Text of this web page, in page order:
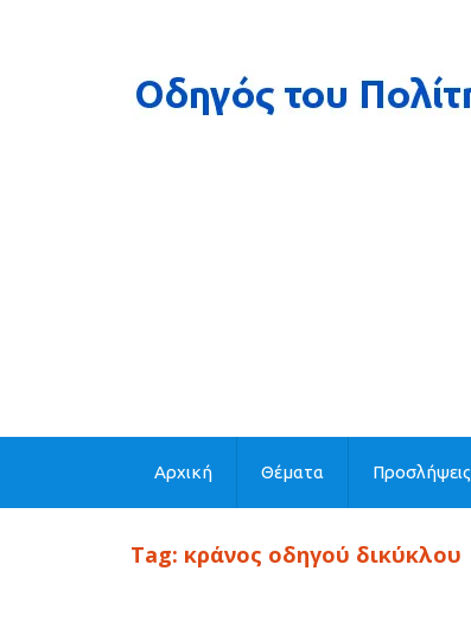
Αρχική Θέματα Προσλήψεις
Tag: κράνος οδηγού δικύκλου